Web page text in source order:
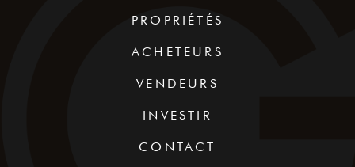
PROPRIÉTÉS
ACHETEURS
VENDEURS
INVESTIR
CONTACT